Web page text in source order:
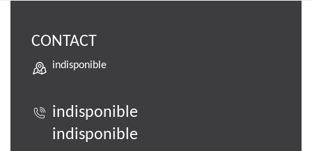
CONTACT
indisponible
indisponible
indisponible